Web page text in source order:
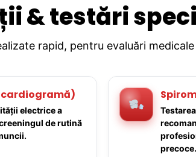
& testări
rapid, pentru evaluări
electrice a
de rutină
precoce.